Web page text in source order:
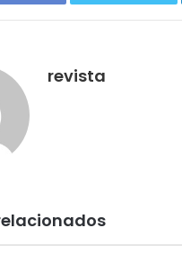
revista